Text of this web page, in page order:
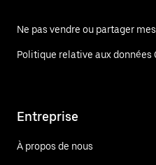
Ne pas vendre ou partager
Politique relative aux données
Entreprise
À propos de nous